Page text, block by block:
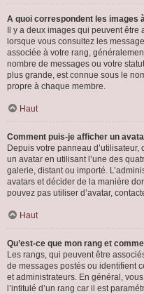
A quoi correspondent les images
Il y a deux images qui peuvent
lorsque vous consultez les
associée à votre rang,
nombre de messages ou votre
plus grande, est connue sous le
propre à chaque membre.
Haut
Comment puis-je afficher un
Depuis votre panneau
un avatar en utilisant l’une des
galerie, distant ou importé.
avatars et décider de la manière
pouvez pas utiliser d’avatar,
Haut
Qu’est-ce que mon rang et
Les rangs, qui peuvent être
de messages postés ou identifient
et administrateurs. En général,
l’intitulé d’un rang car il est